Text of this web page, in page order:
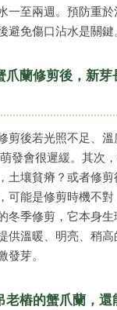
一至兩週。預防重
避免傷口沾水是關鍵
爪蘭修剪後，新芽
剪後若光照不足、
發會很遲緩。其次
土壤貧瘠？或者修
可能是修剪時機不
冬季修剪，它本身生
供溫暖、明亮、稍
發芽。
老樁的蟹爪蘭，還